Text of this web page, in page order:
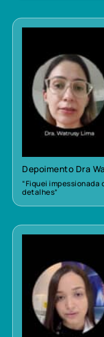
Depoimento Dra
“Fiquei
detalhes”